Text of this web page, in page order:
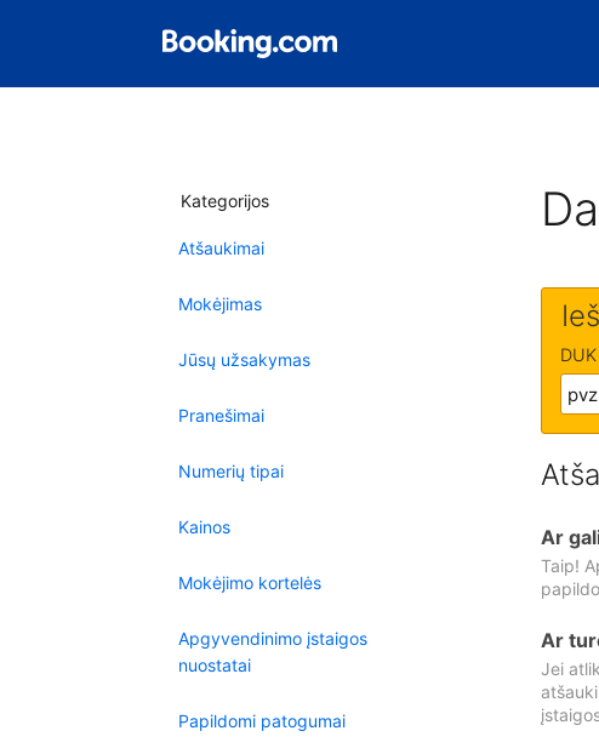
Kategorijos
Atšaukimai
Mokėjimas
Jūsų užsakymas
Pranešimai
Numerių tipai
Kainos
Mokėjimo kortelės
Apgyvendinimo įstaigos
nuostatai
Papildomi patogumai
Ar
Taip!
Ar
Jei